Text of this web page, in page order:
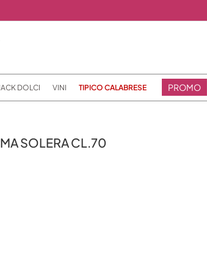
DOLCI VINI TIPICO CALABRESE PROMO
SOLERA CL.70